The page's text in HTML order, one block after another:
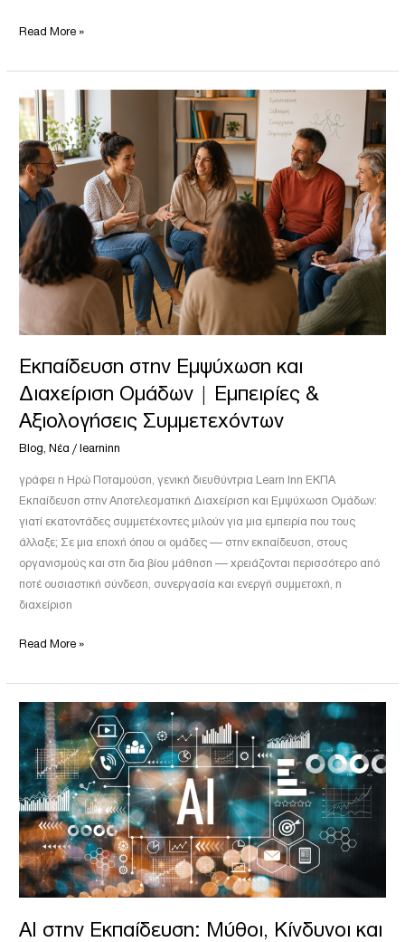
Read More »
Εκπαίδευση στην Εμψύχωση και
Διαχείριση Ομάδων | Εμπειρίες &
Αξιολογήσεις Συμμετεχόντων
Blog,Νέα /learninn
γράφει η Ηρώ Ποταμούση, γενική διευθύντρια Learn Inn ΕΚΠΑ
Εκπαίδευση στην Αποτελεσματική Διαχείριση και Εμψύχωση Ομάδων:
γιατί εκατοντάδες συμμετέχοντες μιλούν για μια εμπειρία που τους
άλλαξε; Σε μια εποχή όπου οι ομάδες — στην εκπαίδευση, στους
οργανισμούς και στη δια βίου μάθηση — χρειάζονται περισσότερο από
ποτέ ουσιαστική σύνδεση, συνεργασία και ενεργή συμμετοχή, η
διαχείριση
Εκπαίδευση
στην
Εμψύχωση
και
Διαχείριση
Ομάδων
|
Εμπειρίες
&
Αξιολογήσεις
Συμμετεχόντων
Read More »
AI στην Εκπαίδευση: Μύθοι, Κίνδυνοι και
AI
στην
Εκπαίδευση:
Μύθοι,
Κίνδυνοι
και
Ηθικές
Προκλήσεις
Meta